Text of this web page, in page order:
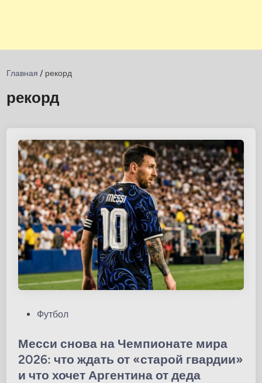
Главная / рекорд
рекорд
у
б
Футбол
Месси снова на Чемпионате мира
2026: что ждать от «старой гвардии»
и что хочет Аргентина от деда